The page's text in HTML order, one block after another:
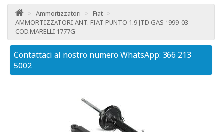
> Ammortizzatori > Fiat >
AMMORTIZZATORI ANT. FIAT PUNTO 1.9 JTD GAS 1999-03
COD.MARELLI 1777G
Contattaci al nostro numero WhatsApp: 366 213
5002